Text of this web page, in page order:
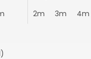
o tloušťce 16 mm
2m 3m 4m